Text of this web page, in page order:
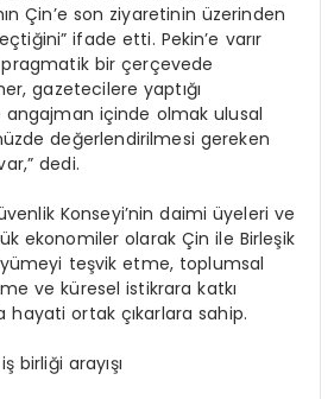
Çin’e son ziyaretinin üzerinden
ifade etti. Pekin’e varır
bir çerçevede
gazetecilere yaptığı
angajman içinde olmak ulusal
değerlendirilmesi gereken
dedi.
Konseyi’nin daimi üyeleri ve
ekonomiler olarak Çin ile Birleşik
teşvik etme, toplumsal
ve küresel istikrara katkı
hayati ortak çıkarlara sahip.
birliği arayışı